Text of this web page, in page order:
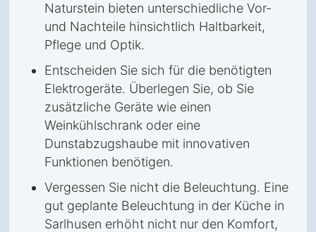
Naturstein bieten unterschiedliche Vor-
und Nachteile hinsichtlich Haltbarkeit,
Pflege und Optik.
Entscheiden Sie sich für die benötigten
Elektrogeräte. Überlegen Sie, ob Sie
zusätzliche Geräte wie einen
Weinkühlschrank oder eine
Dunstabzugshaube mit innovativen
Funktionen benötigen.
Vergessen Sie nicht die Beleuchtung. Eine
gut geplante Beleuchtung in der Küche in
Sarlhusen erhöht nicht nur den Komfort,